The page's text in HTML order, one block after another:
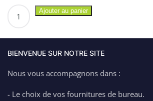
HP
–
et
Ajouter au panier
BIENVENUE SUR NOTRE SITE
Nous vous accompagnons dans :
- Le choix de vos fournitures de bureau.